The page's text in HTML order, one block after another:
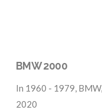
BMW 2000
In 1960 - 1979 BMW,
2020